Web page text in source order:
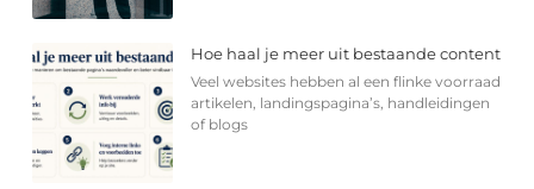
Hoe haal je meer uit bestaande content
Veel websites hebben al een flinke voorraad
artikelen, landingspagina’s, handleidingen
of blogs